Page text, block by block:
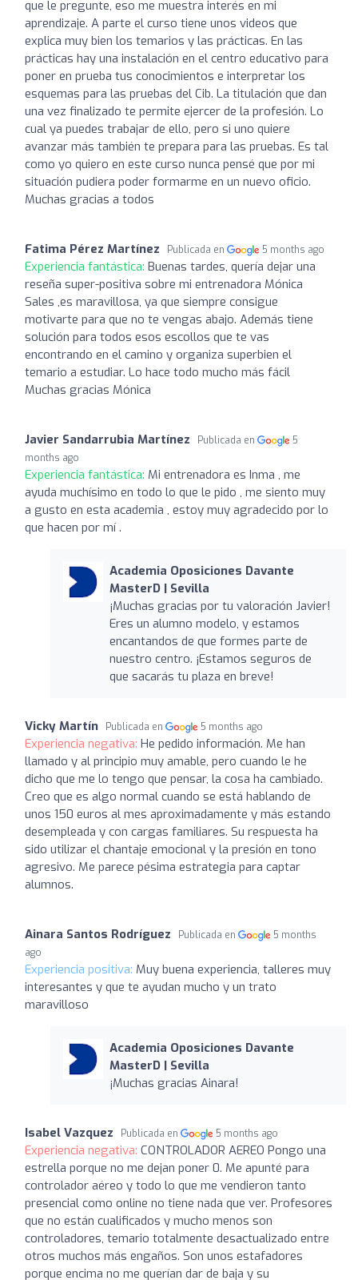
que le pregunte, eso me muestra interés en mi
aprendizaje. A parte el curso tiene unos videos que
explica muy bien los temarios y las prácticas. En las
prácticas hay una instalación en el centro educativo para
poner en prueba tus conocimientos e interpretar los
esquemas para las pruebas del Cib. La titulación que dan
una vez finalizado te permite ejercer de la profesión. Lo
cual ya puedes trabajar de ello, pero si uno quiere
avanzar más también te prepara para las pruebas. Es tal
como yo quiero en este curso nunca pensé que por mi
situación pudiera poder formarme en un nuevo oficio.
Muchas gracias a todos
Fatima Pérez Martínez Publicada en 5 months ago
Experiencia fantástica: Buenas tardes, quería dejar una
reseña super-positiva sobre mi entrenadora Mónica
Sales ,es maravillosa, ya que siempre consigue
motivarte para que no te vengas abajo. Además tiene
solución para todos esos escollos que te vas
encontrando en el camino y organiza superbien el
temario a estudiar. Lo hace todo mucho más fácil
Muchas gracias Mónica
Javier Sandarrubia Martínez Publicada en
5
months ago
Experiencia fantástica: Mi entrenadora es Inma , me
ayuda muchísimo en todo lo que le pido , me siento muy
a gusto en esta academia , estoy muy agradecido por lo
que hacen por mí .
Academia Oposiciones Davante
MasterD | Sevilla
¡Muchas gracias por tu valoración Javier!
Eres un alumno modelo, y estamos
encantandos de que formes parte de
nuestro centro. ¡Estamos seguros de
que sacarás tu plaza en breve!
Vicky Martín Publicada en 5 months ago
Experiencia negativa: He pedido información. Me han
llamado y al principio muy amable, pero cuando le he
dicho que me lo tengo que pensar, la cosa ha cambiado.
Creo que es algo normal cuando se está hablando de
unos 150 euros al mes aproximadamente y más estando
desempleada y con cargas familiares. Su respuesta ha
sido utilizar el chantaje emocional y la presión en tono
agresivo. Me parece pésima estrategia para captar
alumnos.
Ainara Santos Rodríguez Publicada en
5 months
ago
Experiencia positiva: Muy buena experiencia, talleres muy
interesantes y que te ayudan mucho y un trato
maravilloso
Academia Oposiciones Davante
MasterD | Sevilla
¡Muchas gracias Ainara!
Isabel Vazquez Publicada en 5 months ago
Experiencia negativa: CONTROLADOR AEREO Pongo una
estrella porque no me dejan poner 0. Me apunté para
controlador aéreo y todo lo que me vendieron tanto
presencial como online no tiene nada que ver. Profesores
que no están cualificados y mucho menos son
controladores, temario totalmente desactualizado entre
otros muchos más engaños. Son unos estafadores
porque encima no me querían dar de baja y su